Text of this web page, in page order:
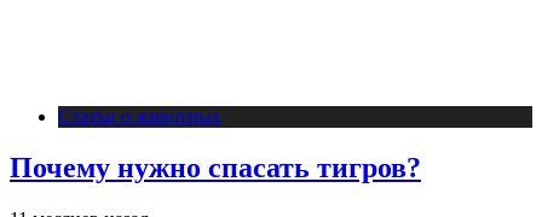
Статьи о животных
Почему нужно спасать тигров?